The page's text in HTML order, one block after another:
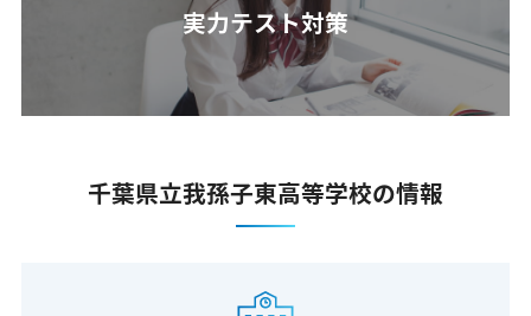
実力テスト対策
千葉県立我孫子東高等学校の情報